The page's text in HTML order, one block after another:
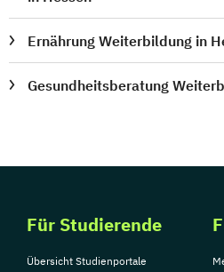
Ernährung Weiterbildung in
Gesundheitsberatung
Für Studierende
Übersicht Studienportale